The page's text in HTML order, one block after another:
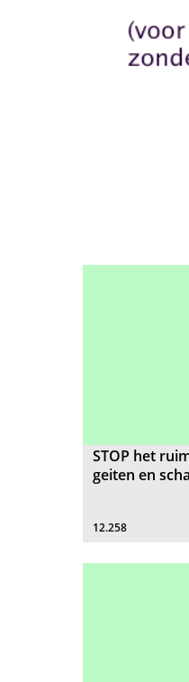
STOP het
geiten en
12.258